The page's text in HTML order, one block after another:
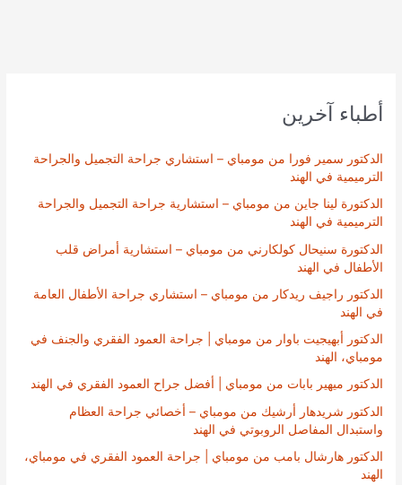
أطباء آخرين
الدكتور سمير فورا من مومباي – استشاري جراحة التجميل والجراحة
الترميمية في الهند
الدكتورة لينا جاين من مومباي – استشارية جراحة التجميل والجراحة
الترميمية في الهند
الدكتورة سنيحال كولكارني من مومباي – استشارية أمراض قلب
الأطفال في الهند
الدكتور راجيف ريدكار من مومباي – استشاري جراحة الأطفال العامة
في الهند
الدكتور أبهيجيت باوار من مومباي | جراحة العمود الفقري والجنف في
مومباي، الهند
الدكتور ميهير بابات من مومباي | أفضل جراح العمود الفقري في الهند
الدكتور شريدهار أرشيك من مومباي – أخصائي جراحة العظام
واستبدال المفاصل الروبوتي في الهند
الدكتور هارشال بامب من مومباي | جراحة العمود الفقري في مومباي،
الهند